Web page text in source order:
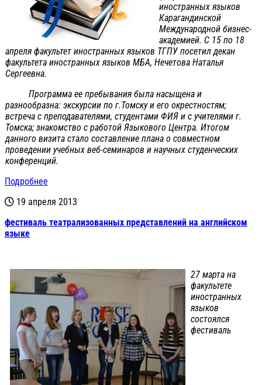
иностранных языков
Карагандинской
Международной бизнес-
академией. C 15 по 18
апреля факультет иностранных языков ТГПУ посетил декан
факультета иностранных языков МБА, Нечетова Наталья
Сергеевна.
Программа ее пребывания была насыщена и
разнообразна: экскурсии по г.Томску и его окрестностям;
встреча с преподавателями, студентами ФИЯ и с учителями г.
Томска; знакомство с работой Языкового Центра. Итогом
данного визита стало составление плана о совместном
проведении учебных веб-семинаров и научных студенческих
конференций.
Подробнее
19 апреля 2013
фестиваль театрализованных представлений на английском
языке
27 марта на
факультете
иностранных
языков
состоялся
фестиваль